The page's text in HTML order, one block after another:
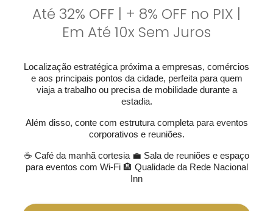
Até 32% OFF | + 8% OFF no PIX |
Em Até 10x Sem Juros
Localização estratégica próxima a empresas, comércios
e aos principais pontos da cidade, perfeita para quem
viaja a trabalho ou precisa de mobilidade durante a
estadia.
Além disso, conte com estrutura completa para eventos
corporativos e reuniões.
☕ Café da manhã cortesia 💼 Sala de reuniões e espaço
para eventos com Wi-Fi 🏨 Qualidade da Rede Nacional
Inn